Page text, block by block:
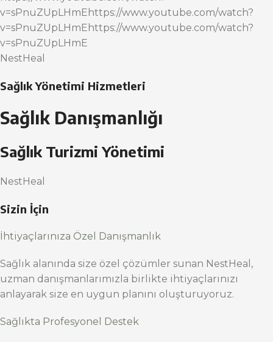
v=sPnuZUpLHmEhttps://www.youtube.com/watch?
v=sPnuZUpLHmEhttps://www.youtube.com/watch?
v=sPnuZUpLHmE
NestHeal
Sağlık Yönetimi Hizmetleri
Sağlık Danışmanlığı
Sağlık Turizmi Yönetimi
NestHeal
Sizin İçin
İhtiyaçlarınıza Özel Danışmanlık
Sağlık alanında size özel çözümler sunan NestHeal,
uzman danışmanlarımızla birlikte ihtiyaçlarınızı
anlayarak size en uygun planını oluşturuyoruz.
Sağlıkta Profesyonel Destek